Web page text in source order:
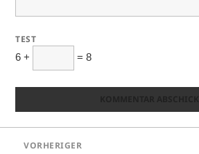
TEST
6 +
= 8
Beitragsnavigation
VORHERIGER